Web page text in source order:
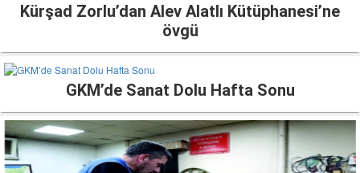
Kürşad Zorlu’dan Alev Alatlı Kütüphanesi’ne
övgü
GKM’de Sanat Dolu Hafta Sonu